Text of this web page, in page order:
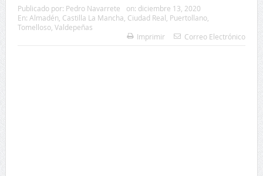
Publicado por: Pedro Navarrete on: diciembre 13, 2020
En: Almadén Castilla La Mancha Ciudad Real Puertollano,
Tomelloso, Valdepeñas
Imprimir
Correo Electrónico